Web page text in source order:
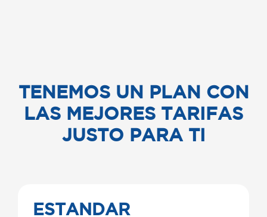
TENEMOS UN PLAN CON
LAS MEJORES TARIFAS
JUSTO PARA TI
ESTANDAR